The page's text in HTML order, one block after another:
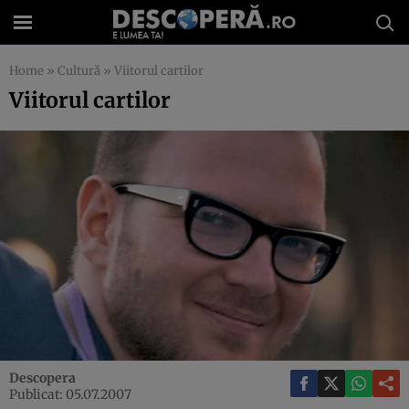
Home » Cultură » Viitorul cartilor
Viitorul cartilor
Descopera
Publicat: 05.07.2007